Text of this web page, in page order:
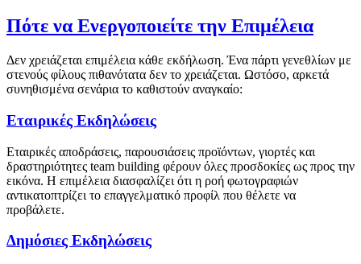
Πότε να Ενεργοποιείτε την Επιμέλεια
Δεν χρειάζεται επιμέλεια κάθε εκδήλωση. Ένα πάρτι γενεθλίων με
στενούς φίλους πιθανότατα δεν το χρειάζεται. Ωστόσο, αρκετά
συνηθισμένα σενάρια το καθιστούν αναγκαίο:
Εταιρικές Εκδηλώσεις
Εταιρικές αποδράσεις, παρουσιάσεις προϊόντων, γιορτές και
δραστηριότητες team building φέρουν όλες προσδοκίες ως προς την
εικόνα. Η επιμέλεια διασφαλίζει ότι η ροή φωτογραφιών
αντικατοπτρίζει το επαγγελματικό προφίλ που θέλετε να
προβάλετε.
Δημόσιες Εκδηλώσεις